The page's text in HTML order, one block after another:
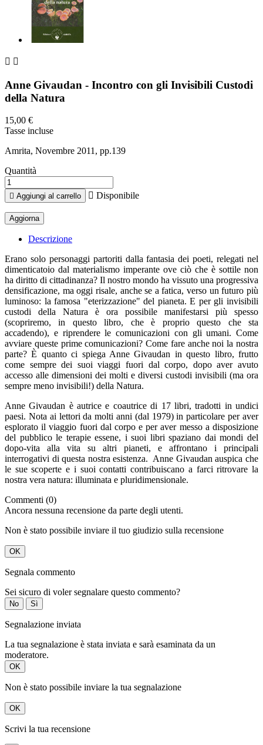
 
Anne Givaudan - Incontro con gli Invisibili Custodi
della Natura
15,00 €
Tasse incluse
Amrita, Novembre 2011, pp.139
Quantità
 Aggiungi al carrello  Disponibile
Descrizione
Erano solo personaggi partoriti dalla fantasia dei poeti, relegati nel
dimenticatoio dal materialismo imperante ove ciò che è sottile non
ha diritto di cittadinanza? Il nostro mondo ha vissuto una progressiva
densificazione, ma oggi risale, anche se a fatica, verso un futuro più
luminoso: la famosa "eterizzazione" del pianeta. E per gli invisibili
custodi della Natura è ora possibile manifestarsi più spesso
(scopriremo, in questo libro, che è proprio questo che sta
accadendo), e riprendere le comunicazioni con gli umani. Come
avviare queste prime comunicazioni? Come fare anche noi la nostra
parte? È quanto ci spiega Anne Givaudan in questo libro, frutto
come sempre dei suoi viaggi fuori dal corpo, dopo aver avuto
accesso alle dimensioni dei molti e diversi custodi invisibili (ma ora
sempre meno invisibili!) della Natura.
Anne Givaudan è autrice e coautrice di 17 libri, tradotti in undici
paesi. Nota ai lettori da molti anni (dal 1979) in particolare per aver
esplorato il viaggio fuori dal corpo e per aver messo a disposizione
del pubblico le terapie essene, i suoi libri spaziano dai mondi del
dopo-vita alla vita su altri pianeti, e affrontano i principali
interrogativi di questa nostra esistenza. Anne Givaudan auspica che
le sue scoperte e i suoi contatti contribuiscano a farci ritrovare la
nostra vera natura: illuminata e pluridimensionale.
Commenti (0)
Ancora nessuna recensione da parte degli utenti.
Non è stato possibile inviare il tuo giudizio sulla recensione
OK
Segnala commento
Sei sicuro di voler segnalare questo commento?
No Sì
Segnalazione inviata
La tua segnalazione è stata inviata e sarà esaminata da un
moderatore.
OK
Non è stato possibile inviare la tua segnalazione
OK
Scrivi la tua recensione